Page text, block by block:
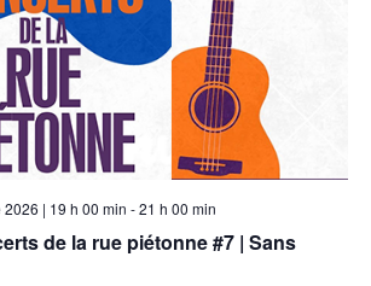
de la rue piétonne #7 | Sans
| 19 h 00 min -21 h 00 min